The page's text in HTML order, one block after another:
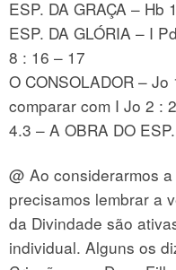
ESP. DA GRAÇA – Hb
ESP. DA GLÓRIA – I
8 : 16 – 17
O CONSOLADOR –
comparar com I Jo 2 : 2
4.3 – A OBRA DO
@ Ao considerarmos
precisamos lembrar a
da Divindade são
individual. Alguns os